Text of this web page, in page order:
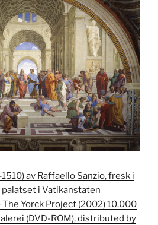
av Raffaello Sanzio, fresk i
i Vatikanstaten
The Yorck Project (2002) 10.000
(DVD-ROM), distributed by